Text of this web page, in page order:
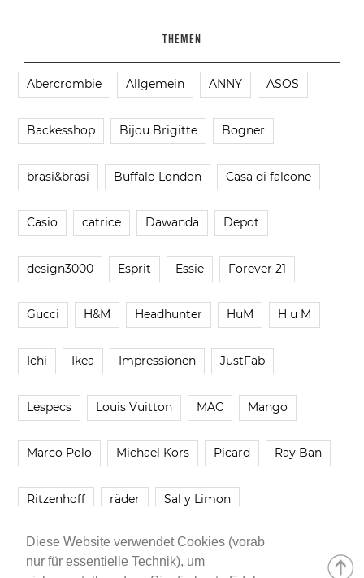
Diese Website verwendet Cookies (vorab
nur für essentielle Technik), um
THEMEN
Abercrombie Allgemein ANNY ASOS
Backesshop Bijou Brigitte Bogner
brasi&brasi Buffalo London Casa di falcone
Casio catrice Dawanda Depot
design3000 Esprit Essie Forever 21
Gucci H&M Headhunter HuM H u M
Ichi Ikea Impressionen JustFab
Lespecs Louis Vuitton MAC Mango
Marco Polo Michael Kors Picard Ray Ban
Ritzenhoff räder Sal y Limon
Smartbuyglasses smash! Steve Madden